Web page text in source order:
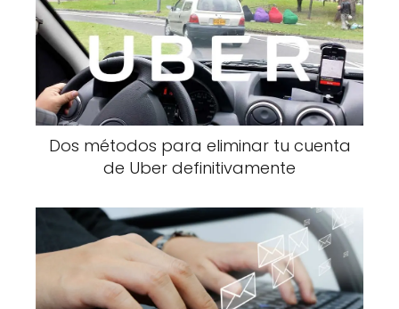
Dos métodos para eliminar tu cuenta
de Uber definitivamente